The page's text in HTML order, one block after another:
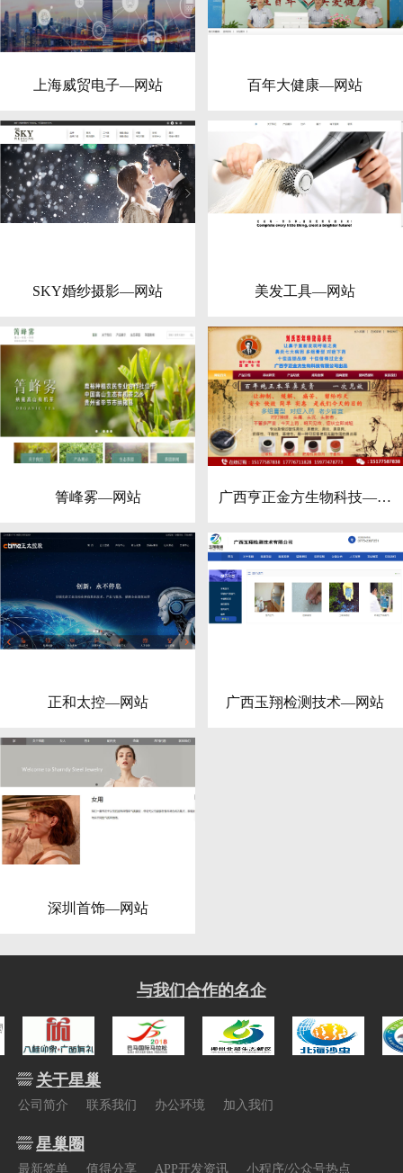
上海威贸电子—网站 百年大健康—网站
SKY婚纱摄影—网站 美发工具—网站
箐峰雾—网站
广西亨正金方生物科技—网
正和太控—网站 广西玉翔检测技术—网站
深圳首饰—网站
与我们合作的名企
关于星巢
公司简介 联系我们 办公环境 加入我们
星巢圈
最新签单 值得分享 APP开发资讯 小程序/公众号热点